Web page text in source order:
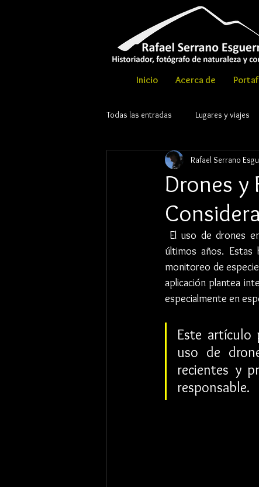
Inicio Acerca de
©
Todas las entradas Lugares y viajes
Drones y
Rafael Serrano
El uso de drones
últimos años. Estas
monitoreo de
aplicación plantea
especialmente en
Este artículo
uso de
recientes y
responsable.